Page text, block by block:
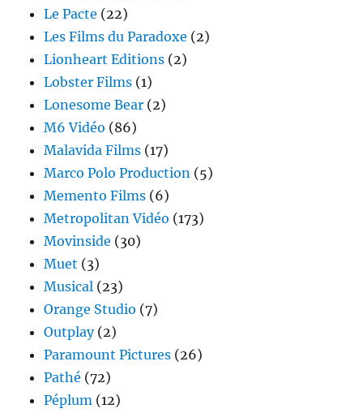
Le Pacte (22)
Les Films du Paradoxe (2)
Lionheart Editions (2)
Lobster Films (1)
Lonesome Bear (2)
M6 Vidéo (86)
Malavida Films (17)
Marco Polo Production (5)
Memento Films (6)
Metropolitan Vidéo (173)
Movinside (30)
Muet (3)
Musical (23)
Orange Studio (7)
Outplay(2)
Paramount Pictures (26)
Pathé (72)
Péplum (12)